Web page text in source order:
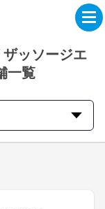
ッソージエ
一覧